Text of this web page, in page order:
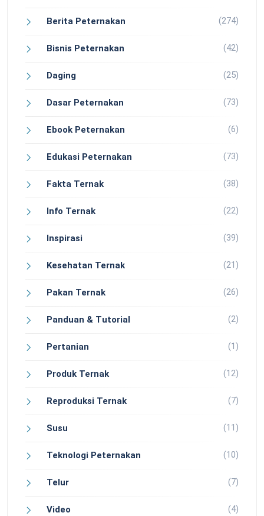
Berita Peternakan (274)
Bisnis Peternakan (42)
Daging (25)
Dasar Peternakan (73)
Ebook Peternakan (6)
Edukasi Peternakan (73)
Fakta Ternak (38)
Info Ternak (22)
Inspirasi (39)
Kesehatan Ternak (21)
Pakan Ternak (26)
Panduan & Tutorial (2)
Pertanian (1)
Produk Ternak (12)
Reproduksi Ternak (7)
Susu (11)
Teknologi Peternakan (10)
Telur (7)
Video (4)